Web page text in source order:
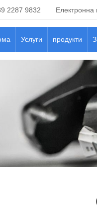
2287 9832
Услуги продукти